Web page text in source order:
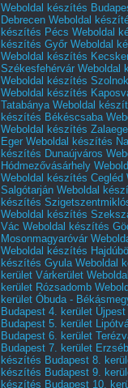
Weboldal készítés
Debrecen Weboldal
készítés Pécs Weboldal
készítés Győr Weboldal
Weboldal készítés
Székesfehérvár Weboldal
Weboldal készítés Szolnok
Weboldal készítés
Tatabánya Weboldal
készítés Békéscsaba
Weboldal készítés
Eger Weboldal készítés
készítés Dunaújváros
Hódmezővásárhely
Weboldal készítés Cegléd
Salgótarján Weboldal
készítés
Weboldal készítés
Vác Weboldal készítés
Mosonmagyaróvár
Weboldal készítés
készítés Gyula Weboldal
kerület Várkerület
kerület Rózsadomb
kerület Óbuda -
Budapest 4. kerület Újpest
Budapest 5. kerület
Budapest 6. kerület
Budapest 7. kerület
készítés Budapest 8.
készítés Budapest 9.
készítés Budapest 10.